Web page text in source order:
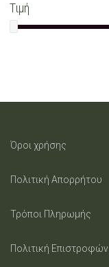
Τιμή
Όροι χρήσης
Πολιτική Απορρήτου
Τρόποι Πληρωμής
Πολιτική Επιστροφών